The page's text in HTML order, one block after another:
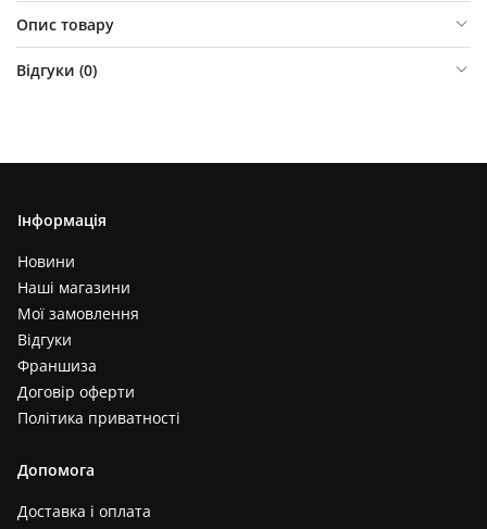
Опис товару
Відгуки (0)
Інформація
Новини
Наші магазини
Мої замовлення
Відгуки
Франшиза
Договір оферти
Політика приватності
Допомога
Доставка і оплата